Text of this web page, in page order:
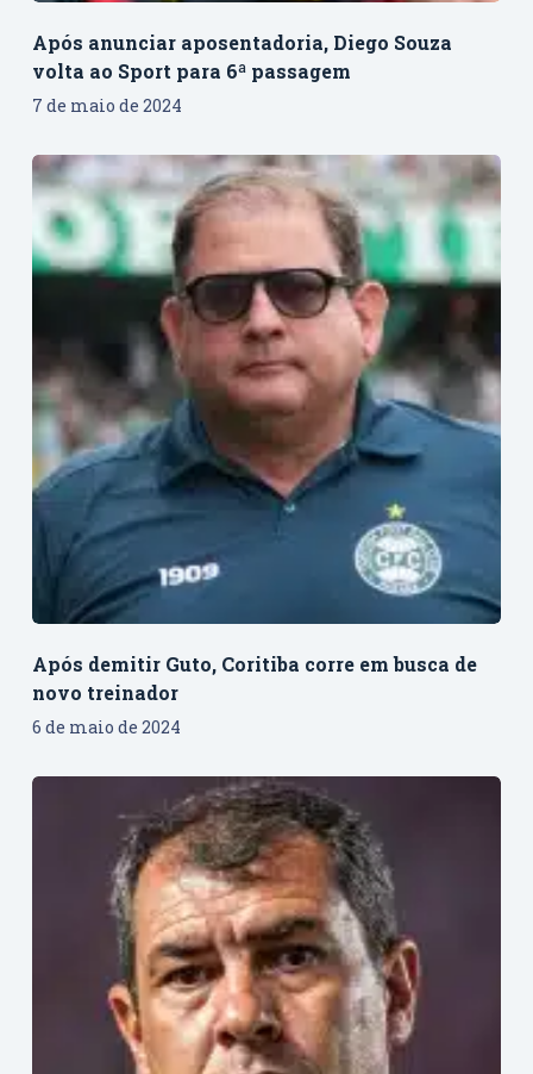
Após anunciar aposentadoria, Diego Souza
volta ao Sport para 6ª passagem
7 de maio de 2024
Após demitir Guto, Coritiba corre em busca de
novo treinador
6 de maio de 2024